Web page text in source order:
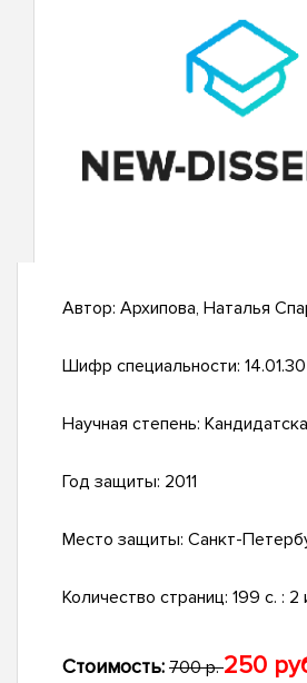
Автор: Архипова, Наталья
Шифр специальности: 14.01.30
Научная степень:
Год защиты: 2011
Место защиты: Санкт-
Количество страниц: 199 с. : 2
Стоимость: 700 р.250